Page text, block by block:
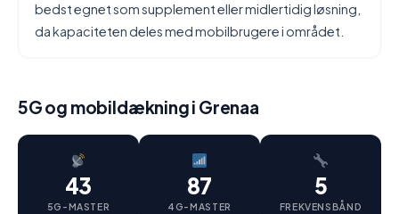
bedst egnet som supplement eller midlertidig løsning,
da kapaciteten deles med mobilbrugere i området.
5G og mobildækning i Grenaa
43
5G-MASTER
87
4G-MASTER
5
FREKVENSBÅND